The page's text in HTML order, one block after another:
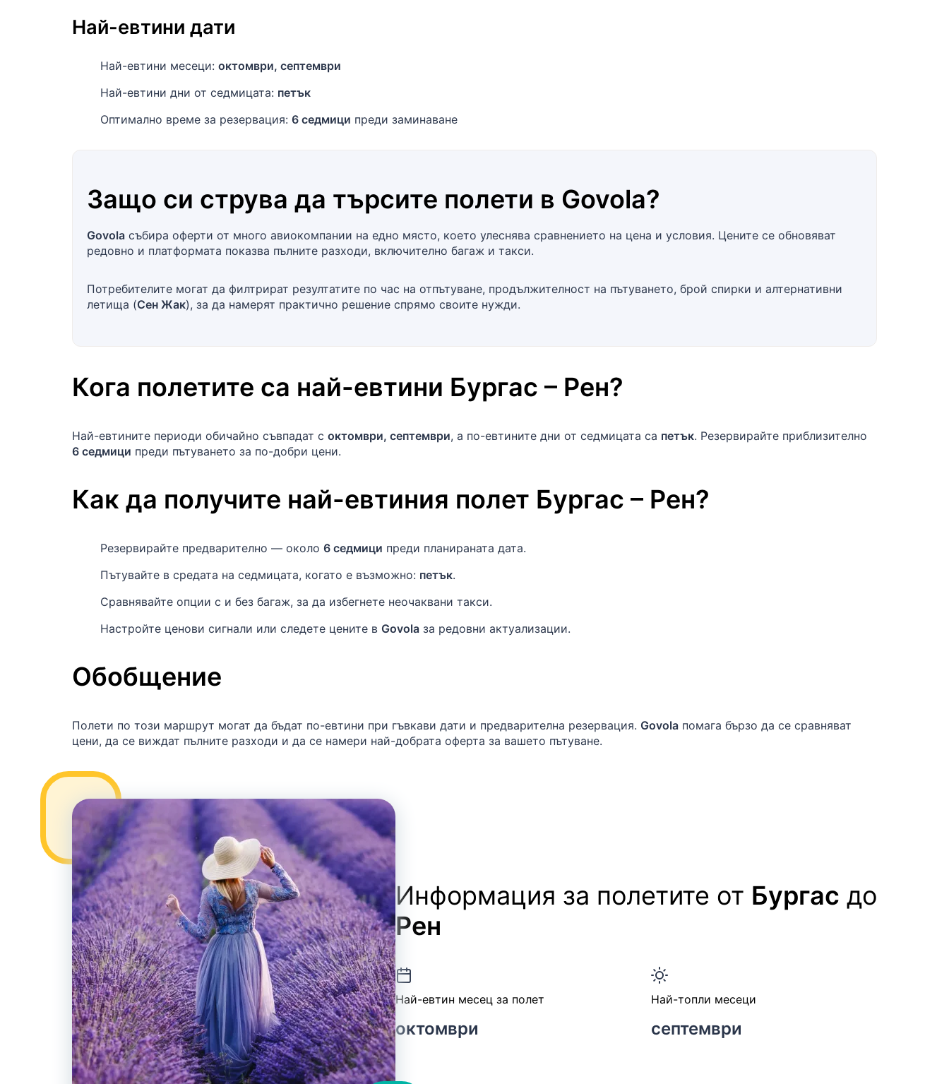
Най-евтини дати
Най-евтини месеци: октомври, септември
Най-евтини дни от седмицата: петък
Оптимално време за резервация: 6 седмици преди заминаване
Защо си струва да търсите полети в Govola?
Govola събира оферти от много авиокомпании на едно място, което улеснява сравнението на цена и условия. Цените се обновяват
редовно и платформата показва пълните разходи, включително багаж и такси.
Потребителите могат да филтрират резултатите по час на отпътуване, продължителност на пътуването, брой спирки и алтернативни
летища (Сен Жак), за да намерят практично решение спрямо своите нужди.
Кога полетите са най-евтини Бургас – Рен?
Най-евтините периоди обичайно съвпадат с октомври, септември, а по-евтините дни от седмицата са петък. Резервирайте приблизително
6 седмици преди пътуването за по-добри цени.
Как да получите най-евтиния полет Бургас – Рен?
Резервирайте предварително — около 6 седмици преди планираната дата.
Пътувайте в средата на седмицата, когато е възможно: петък.
Сравнявайте опции с и без багаж, за да избегнете неочаквани такси.
Настройте ценови сигнали или следете цените в Govola за редовни актуализации.
Обобщение
Полети по този маршрут могат да бъдат по-евтини при гъвкави дати и предварителна резервация. Govola помага бързо да се сравняват
цени, да се виждат пълните разходи и да се намери най-добрата оферта за вашето пътуване.
Информация за полетите от Бургас до
Рен
Най-евтин месец за полет
октомври
Най-топли месеци
септември